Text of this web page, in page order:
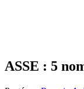
ASSE : 5